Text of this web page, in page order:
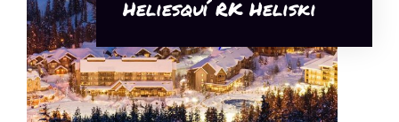
Heliesquí RK Heliski